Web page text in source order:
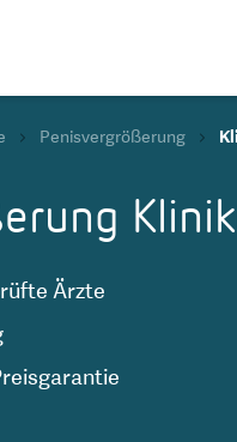
Penisvergrößerung
Ärzte